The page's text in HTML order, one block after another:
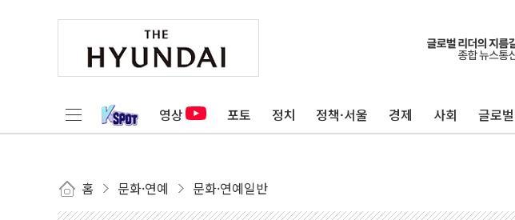
영상 포토 정치 정책·서울 경제 사회 글로
홈 문화·연예 문화·연예일반